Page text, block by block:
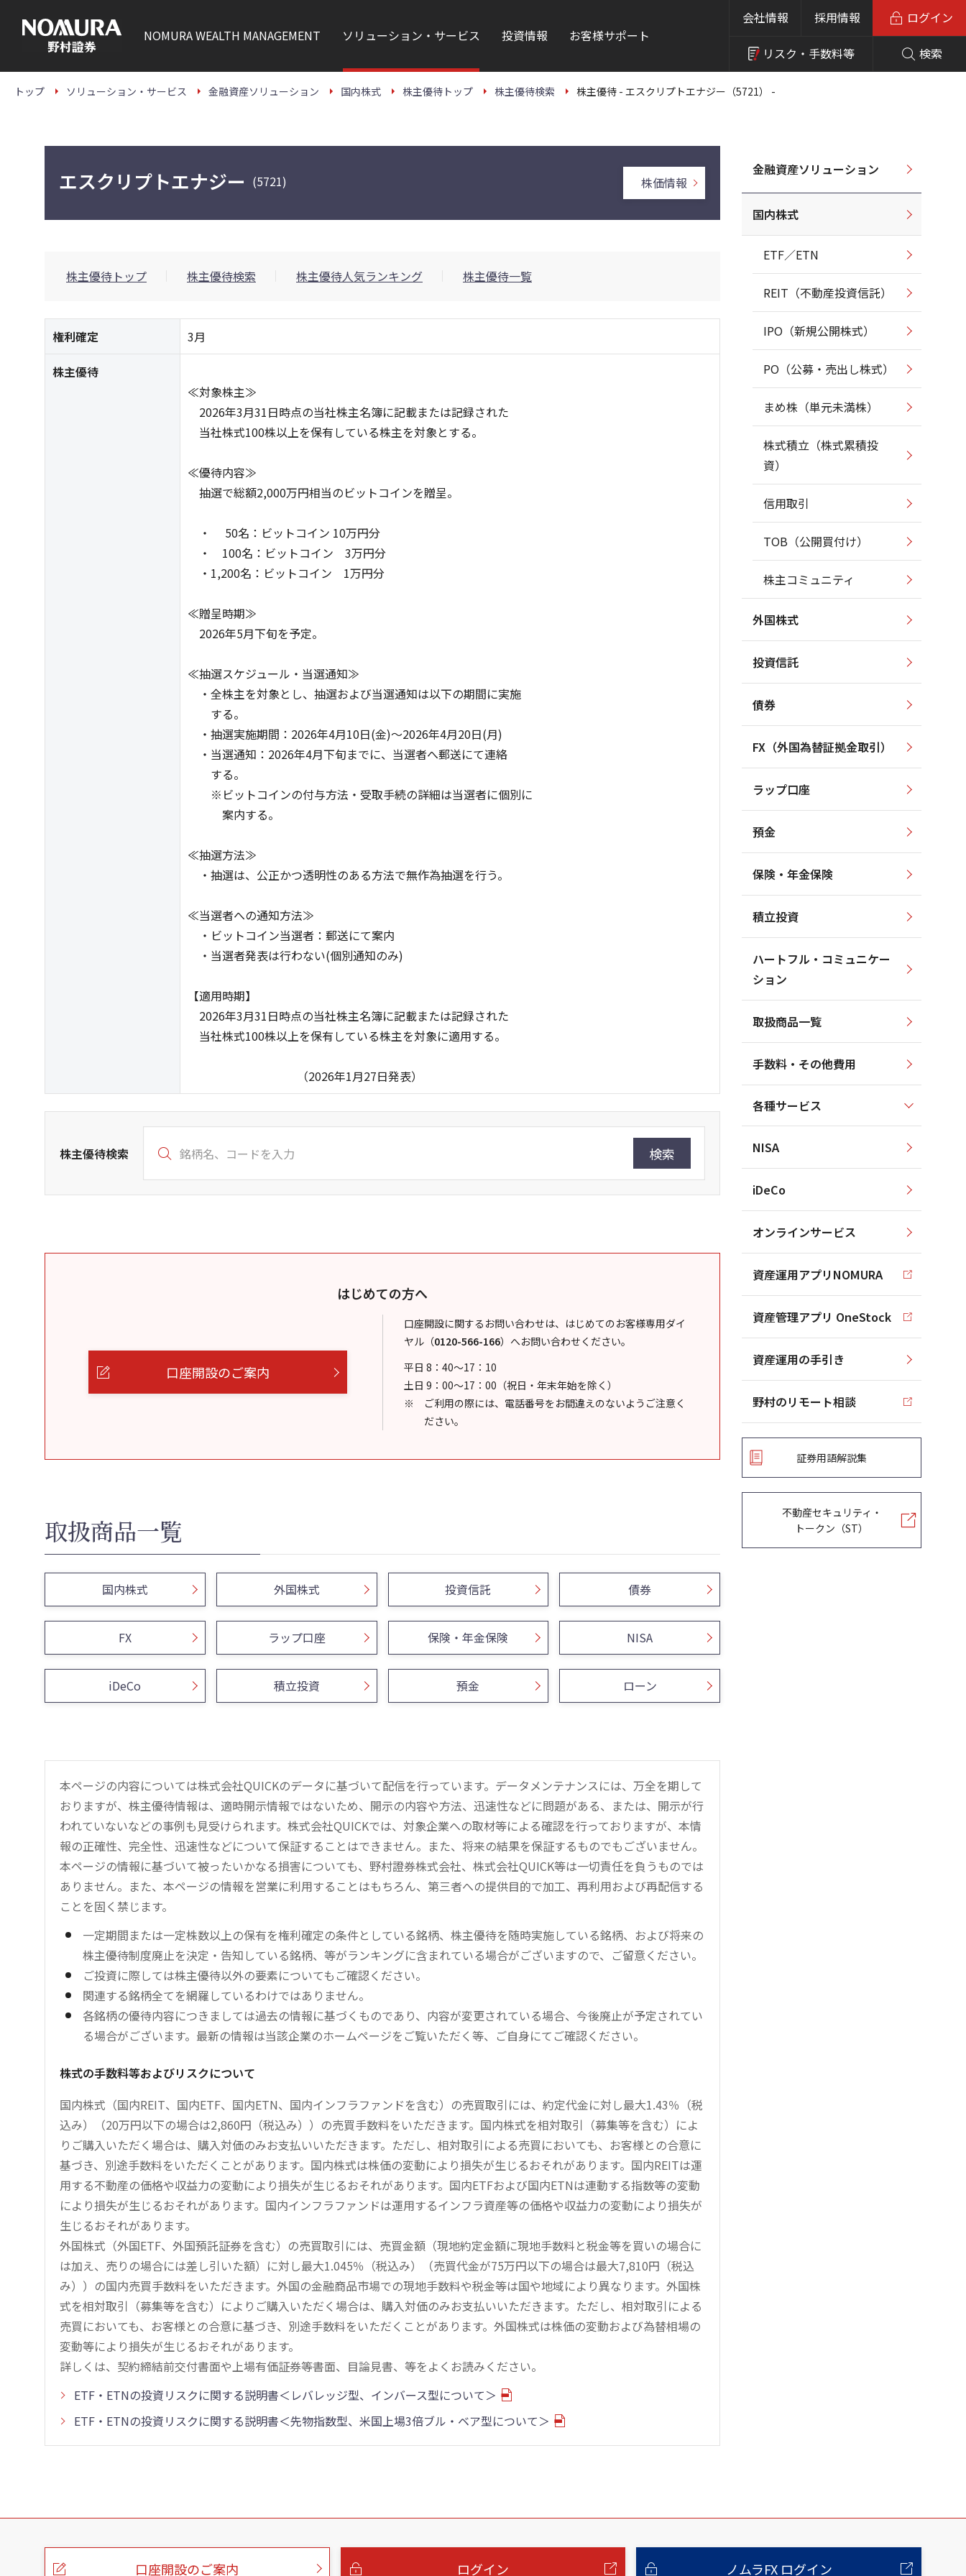
本
NOMURAWEALTH MANAGEMENT ソリューション・サービス 投資情報 お客様サポート
会社情報 採用情報
リスク・ 手数料等 検索
ログイン
トップ ソリューション・サービス 金融資産ソリューション 国内株式 株主優待トップ 株主優待検索 株主優待 - エスクリプトエナジー（5721） -
エスクリプトエナジー (5721) 株価情報
株主優待トップ 株主優待検索 株主優待人気ランキング 株主優待一覧
権利確定 3月
株主優待
≪対象株主≫
2026年3月31日時点の当社株主名簿に記載または記録された
当社株式100株以上を保有している株主を対象とする。
≪優待内容≫
抽選で総額2,000万円相当のビットコインを贈呈。
・ 50名：ビットコイン 10万円分
・ 100名：ビットコイン 3万円分
・1,200名：ビットコイン 1万円分
≪贈呈時期≫
2026年5月下旬を予定。
≪抽選スケジュール・当選通知≫
・全株主を対象とし、抽選および当選通知は以下の期間に実施
する。
・抽選実施期間：2026年4月10日(金)～2026年4月20日(月)
・当選通知：2026年4月下旬までに、当選者へ郵送にて連絡
する。
※ビットコインの付与方法・受取手続の詳細は当選者に個別に
案内する。
≪抽選方法≫
・抽選は、公正かつ透明性のある方法で無作為抽選を行う。
≪当選者への通知方法≫
・ビットコイン当選者：郵送にて案内
・当選者発表は行わない(個別通知のみ)
【適用時期】
2026年3月31日時点の当社株主名簿に記載または記録された
当社株式100株以上を保有している株主を対象に適用する。
（2026年1月27日発表）
株主優待検索 検索
はじめての方へ
口座開設のご案内
口座開設に関するお問い合わせは、はじめてのお客様専用ダイ
ヤル （0120-566-166） へお問い合わせください。
平日 8：40～17：10
土日 9：00～17：00（祝日・年末年始を除く）
ご利用の際には、電話番号をお間違えのないようご注意く
ださい。
取扱商品一覧
国内株式 外国株式 投資信託 債券
FX ラップ口座 保険・年金保険 NISA
iDeCo 積立投資 預金 ローン
本ページの内容については株式会社QUICKのデータに基づいて配信を行っています。データメンテナンスには、万全を期して
おりますが、株主優待情報は、適時開示情報ではないため、開示の内容や方法、迅速性などに問題がある、または、開示が行
われていないなどの事例も見受けられます。株式会社QUICKでは、対象企業への取材等による確認を行っておりますが、本情
報の正確性、完全性、迅速性などについて保証することはできません。また、将来の結果を保証するものでもございません。
本ページの情報に基づいて被ったいかなる損害についても、野村證券株式会社、株式会社QUICK等は一切責任を負うものでは
ありません。また、本ページの情報を営業に利用することはもちろん、第三者への提供目的で加工、再利用および再配信する
ことを固く禁じます。
一定期間または一定株数以上の保有を権利確定の条件としている銘柄、株主優待を随時実施している銘柄、および将来の
株主優待制度廃止を決定・告知している銘柄、等がランキングに含まれている場合がございますので、ご留意ください。
ご投資に際しては株主優待以外の要素についてもご確認ください。
関連する銘柄全てを網羅しているわけではありません。
各銘柄の優待内容につきましては過去の情報に基づくものであり、内容が変更されている場合、今後廃止が予定されてい
る場合がございます。最新の情報は当該企業のホームページをご覧いただく等、ご自身にてご確認ください。
株式の手数料等およびリスクについて
国内株式（国内REIT、国内ETF、国内ETN、国内インフラファンドを含む）の売買取引には、約定代金に対し最大1.43％（税
込み）（20万円以下の場合は2,860円（税込み））の売買手数料をいただきます。国内株式を相対取引（募集等を含む）によ
りご購入いただく場合は、購入対価のみお支払いいただきます。ただし、相対取引による売買においても、お客様との合意に
基づき、別途手数料をいただくことがあります。国内株式は株価の変動により損失が生じるおそれがあります。国内REITは運
用する不動産の価格や収益力の変動により損失が生じるおそれがあります。国内ETFおよび国内ETNは連動する指数等の変動
により損失が生じるおそれがあります。国内インフラファンドは運用するインフラ資産等の価格や収益力の変動により損失が
生じるおそれがあります。
外国株式（外国ETF、外国預託証券を含む）の売買取引には、売買金額（現地約定金額に現地手数料と税金等を買いの場合に
は加え、売りの場合には差し引いた額）に対し最大1.045％（税込み）（売買代金が75万円以下の場合は最大7,810円（税込
み））の国内売買手数料をいただきます。外国の金融商品市場での現地手数料や税金等は国や地域により異なります。外国株
式を相対取引（募集等を含む）によりご購入いただく場合は、購入対価のみお支払いいただきます。ただし、相対取引による
売買においても、お客様との合意に基づき、別途手数料をいただくことがあります。外国株式は株価の変動および為替相場の
変動等により損失が生じるおそれがあります。
詳しくは、契約締結前交付書面や上場有価証券等書面、目論見書、等をよくお読みください。
ETF・ETNの投資リスクに関する説明書＜レバレッジ型、インバース型について＞
ETF・ETNの投資リスクに関する説明書＜先物指数型、米国上場3倍ブル・ベア型について＞
金融資産ソリューション
国内株式
ETF／ETN
REIT（不動産投資信託）
IPO（新規公開株式）
PO（公募・売出し株式）
まめ株（単元未満株）
株式積立（株式累積投
資）
信用取引
TOB（公開買付け）
株主コミュニティ
外国株式
投資信託
債券
FX（外国為替証拠金取引）
ラップ口座
預金
保険・年金保険
積立投資
ハートフル・コミュニケー
ション
取扱商品一覧
手数料・その他費用
各種サービス
NISA
iDeCo
オンラインサービス
資産運用アプリNOMURA
資産管理アプリ OneStock
資産運用の手引き
野村のリモート相談
証券用語解説集
不動産セキュリティ・
トークン（ST）
こ
口座開設のご案内 ログイン ノムラFX ログイン